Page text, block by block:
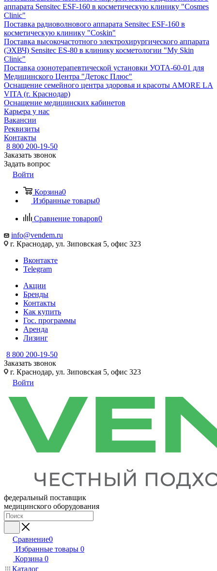
аппарата Sensitec ESF-160 в косметическую клинику "Cosmes
Clinic"
Поставка радиоволнового аппарата Sensitec ESF-160 в
косметическую клинику "Coskin"
Поставка высокочастотного электрохирургического аппарата
(ЭХВЧ) Sensitec ES-80 в клинику косметологии "My Skin
Clinic"
Поставка озонотерапевтической установки УОТА-60-01 для
Медицинского Центра "Детокс Плюс"
Оснащение семейного центра здоровья и красоты AMORE LA
VITA (г. Краснодар)
Оснащение медицинских кабинетов
Карьера у нас
Вакансии
Реквизиты
Контакты
8 800 200-19-50
Заказать звонок
Задать вопрос
Войти
Корзина0
Избранные товары0
Сравнение товаров0
info@vendem.ru
г. Краснодар, ул. Зиповская 5, офис 323
Вконтакте
Telegram
Акции
Бренды
Контакты
Как купить
Гос. программы
Аренда
Лизинг
8 800 200-19-50
Заказать звонок
г. Краснодар, ул. Зиповская 5, офис 323
Войти
федеральный поставщик
медицинского оборудования
Сравнение0
Избранные товары 0
Корзина 0
Каталог